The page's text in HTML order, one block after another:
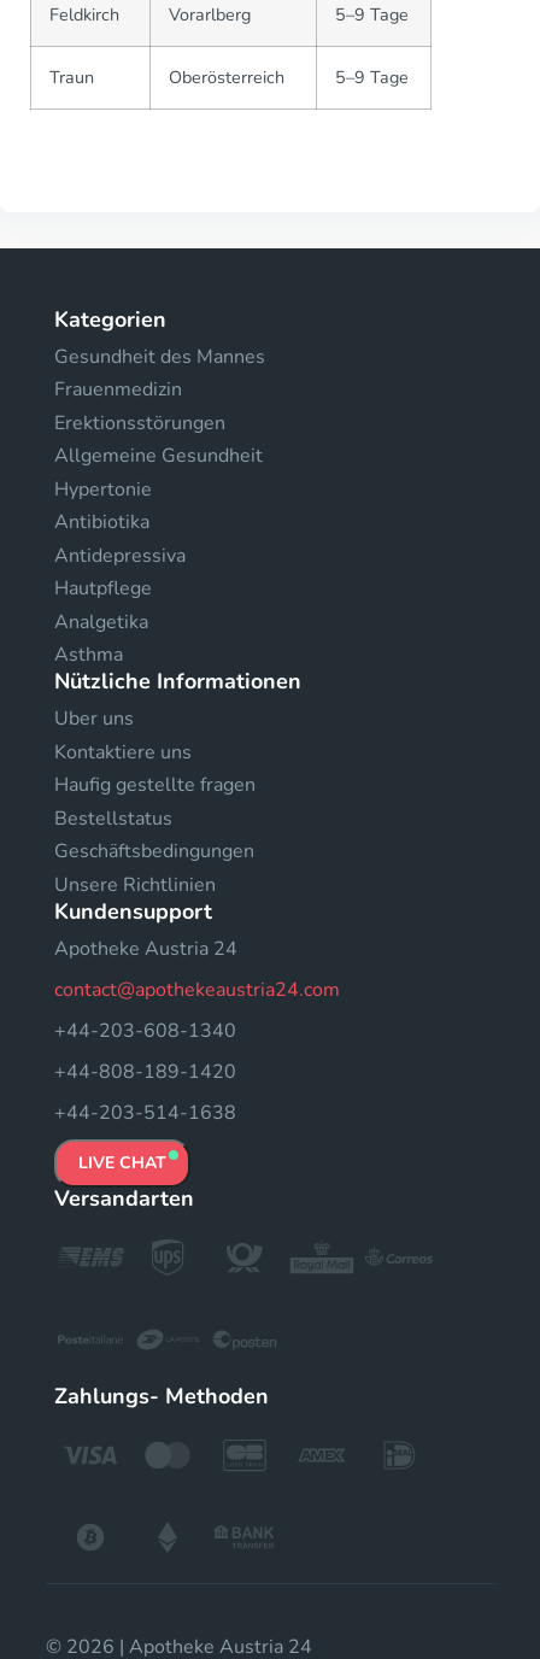
Feldkirch Vorarlberg 5–9 Tage
Traun Oberösterreich 5–9 Tage
Kategorien
Gesundheit des Mannes
Frauenmedizin
Erektionsstörungen
Allgemeine Gesundheit
Hypertonie
Antibiotika
Antidepressiva
Hautpflege
Analgetika
Asthma
Nützliche Informationen
Uber uns
Kontaktiere uns
Haufig gestellte fragen
Bestellstatus
Geschäftsbedingungen
Unsere Richtlinien
Kundensupport
Apotheke Austria 24
contact@apothekeaustria24.com
+44-203-608-1340
+44-808-189-1420
+44-203-514-1638
LIVE CHAT
Versandarten
Zahlungs- Methoden
© 2026 | Apotheke Austria 24